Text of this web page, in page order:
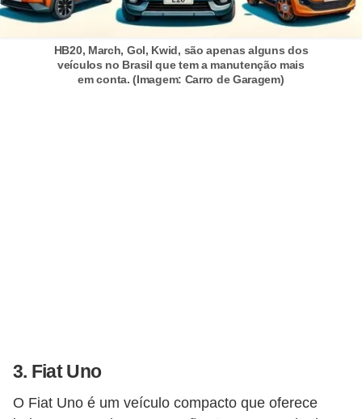
HB20, March, Gol, Kwid, são apenas alguns dos
veículos no Brasil que tem a manutenção mais
em conta. (Imagem: Carro de Garagem)
3. Fiat Uno
O Fiat Uno é um veículo compacto que oferece